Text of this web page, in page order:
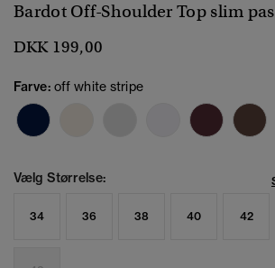
Bardot Off-Shoulder Top slim
DKK 199,00
Farve: off white stripe
Vælg Størrelse:
34 36 38 40 42